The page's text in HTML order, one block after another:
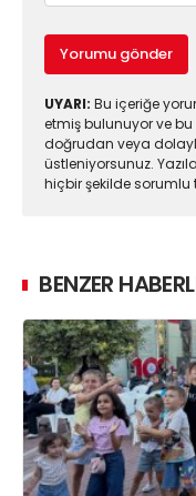
Yorumu gönder
UYARI: Bu içeriğe
etmiş bulunuyor ve
doğrudan veya
üstleniyorsunuz.
hiçbir şekilde
BENZER